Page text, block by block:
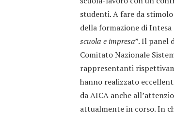
studenti. A fare da
della formazione di Intesa
scuola e impresa”. Il panel
Comitato Nazionale
rappresentanti
hanno realizzato
da AICA anche
attualmente in corso. In